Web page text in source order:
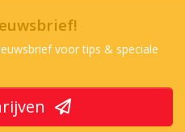
voor tips & speciale